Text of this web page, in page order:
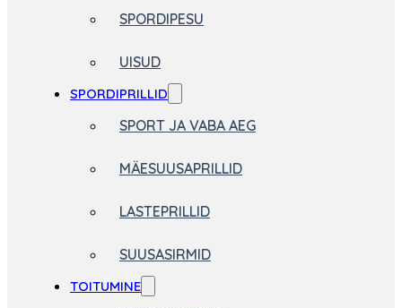
SPORDIPESU
UISUD
SPORDIPRILLID
SPORT JA VABA AEG
MÄESUUSAPRILLID
LASTEPRILLID
SUUSASIRMID
TOITUMINE